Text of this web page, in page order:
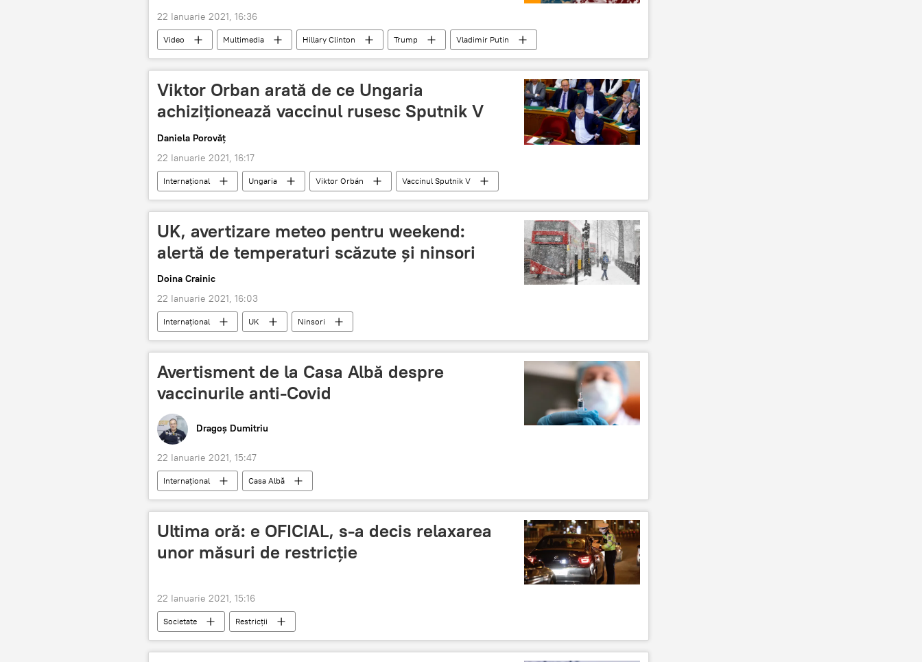
22 Ianuarie 2021, 16:36
Video Multimedia Hillary Clinton Trump Vladimir Putin
Viktor Orban arată de ce Ungaria
achiziționează vaccinul rusesc Sputnik V
Daniela Porovăț
22 Ianuarie 2021, 16:17
Internaţional Ungaria Viktor Orbán Vaccinul Sputnik V
UK, avertizare meteo pentru weekend:
alertă de temperaturi scăzute şi ninsori
Doina Crainic
22 Ianuarie 2021, 16:03
Internaţional UK Ninsori
Avertisment de la Casa Albă despre
vaccinurile anti-Covid
Dragoș Dumitriu
22 Ianuarie 2021, 15:47
Internaţional Casa Albă
Ultima oră: e OFICIAL, s-a decis relaxarea
unor măsuri de restricție
22 Ianuarie 2021, 15:16
Societate Restricții